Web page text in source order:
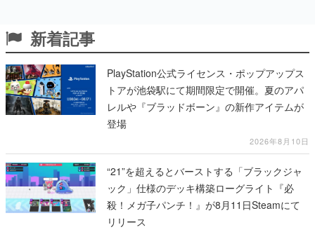
新着記事
PlayStation公式ライセンス・ポップアップス
トアが池袋駅にて期間限定で開催。夏のアパ
レルや『ブラッドボーン』の新作アイテムが
登場
2026年8月10日
“21”を超えるとバーストする「ブラックジャ
ック」仕様のデッキ構築ローグライト『必
殺！メガ子パンチ！』が8月11日Steamにて
リリース